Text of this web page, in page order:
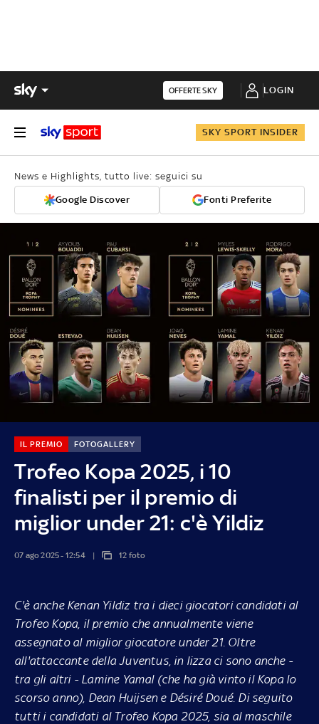
OFFERTE SKY LOGIN
SKY SPORT INSIDER
News e Highlights, tutto live: seguici su
Google Discover Fonti Preferite
Trofeo Kopa 2025, i 10
finalisti per il premio di
miglior under 21: c'è Yildiz
IL PREMIO FOTOGALLERY
07 ago 2025 - 12:54 12 foto
C'è anche Kenan Yildiz tra i dieci giocatori candidati al
Trofeo Kopa, il premio che annualmente viene
assegnato al miglior giocatore under 21. Oltre
all'attaccante della Juventus, in lizza ci sono anche -
tra gli altri - Lamine Yamal (che ha già vinto il Kopa lo
scorso anno), Dean Huijsen e Désiré Doué. Di seguito
tutti i candidati al Trofeo Kopa 2025, sia al maschile